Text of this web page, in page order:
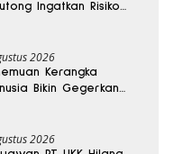
Ingatkan Risiko
2026
Kerangka
Bikin Gegerkan
2026